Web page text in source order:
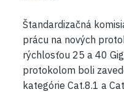
Štandardizačná
prácu na nových
rýchlosťou 25 a 40
protokolom boli
kategórie Cat.8.1 a